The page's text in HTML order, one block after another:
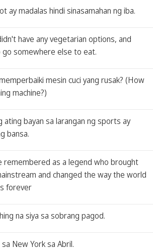
ay madalas hindi sinasamahan ng iba.
have any vegetarian options, and
somewhere else to eat.
mesin cuci yang rusak? (How
machine?)
ating bayan sa larangan ng sports ay
bansa.
remembered as a legend who brought
and changed the way the world
forever
na siya sa sobrang pagod.
New York sa Abril.